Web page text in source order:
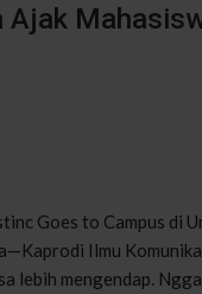
Ajak
Goes to Campus di
Ilmu
lebih mengendap.